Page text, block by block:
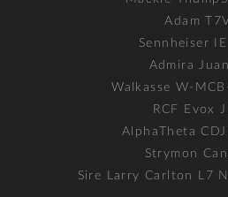
Adam
Sennheiser
Admira
Walkasse W-
RCF Evox
AlphaTheta
Strymon
Sire Larry Carlton L7